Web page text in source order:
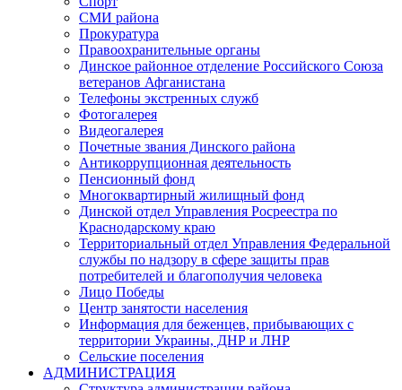
СМИ района
Прокуратура
Правоохранительные органы
Динское районное отделение Российского Союза
ветеранов Афганистана
Телефоны экстренных служб
Фотогалерея
Видеогалерея
Почетные звания Динского района
Антикоррупционная деятельность
Пенсионный фонд
Многоквартирный жилищный фонд
Динской отдел Управления Росреестра по
Краснодарскому краю
Территориальный отдел Управления Федеральной
службы по надзору в сфере защиты прав
потребителей и благополучия человека
Лицо Победы
Центр занятости населения
Информация для беженцев, прибывающих с
территории Украины, ДНР и ЛНР
Сельские поселения
АДМИНИСТРАЦИЯ